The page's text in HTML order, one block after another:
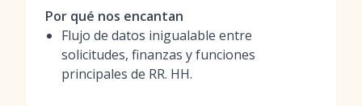
Por qué nos encantan
Flujo de datos inigualable entre
solicitudes, finanzas y funciones
principales de RR. HH.